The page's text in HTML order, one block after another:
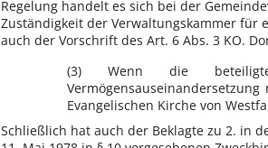
Regelung handelt es sich bei der
Zuständigkeit der Verwaltungskammer für
auch der Vorschrift des Art. 6 Abs. 3 KO.
(3) Wenn die
Evangelischen Kirche von
Schließlich hat auch der Beklagte zu 2. in